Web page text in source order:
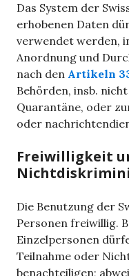
Das System der
erhobenen Daten
verwendet werden,
Anordnung und
nach den Artikeln
Behörden, insb.
Quarantäne, oder
oder
Freiwilligkeit
Die Benutzung der
Personen freiwillig.
Einzelpersonen
Teilnahme oder
benachteiligen;